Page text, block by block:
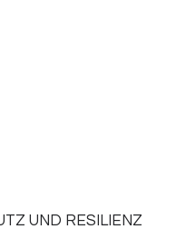
UND RESILIENZ